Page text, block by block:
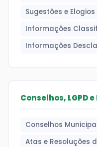
Sugestões e Elogios
Informações
Informações
Conselhos, LGPD
Conselhos
Atas e Resoluções